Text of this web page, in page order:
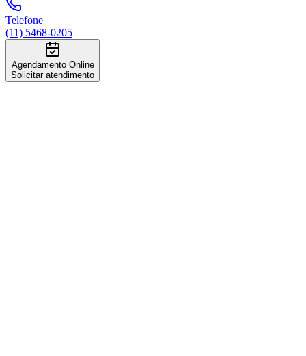
Telefone
(11) 5468-0205
Agendamento Online
Solicitar atendimento